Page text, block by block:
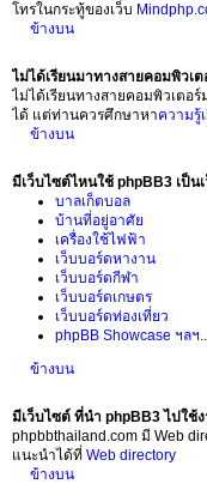
โทรในกระทู้ของเว็บ
ข้างบน
ไม่ได้เรียนมาทางสายคอมพิวเ
ไม่ได้เรียนทางสายคอมพิวเตอ
ได้ แต่ท่านควรศึกษาหาความรู้
ข้างบน
มีเว็บไซต์ไหนใช้ phpBB3 เป็น
บาลเก็ตบอล
บ้านที่อยู่อาศัย
เครื่องใช้ไฟฟ้า
เว็บบอร์ดหางาน
เว็บบอร์ดกีฬา
เว็บบอร์ดเกษตร
เว็บบอร์ดท่องเที่ยว
phpBB Showcase ฯลฯ..
ข้างบน
มีเว็บไซต์ ที่นำ phpBB3 ไปใช้
phpbbthailand.com มี Web
แนะนำได้ที่ Web directory
ข้างบน